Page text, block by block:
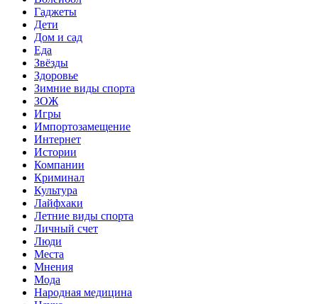
Гаджеты
Дети
Дом и сад
Еда
Звёзды
Здоровье
Зимние виды спорта
ЗОЖ
Игры
Импортозамещение
Интернет
Истории
Компании
Криминал
Культура
Лайфхаки
Летние виды спорта
Личный счет
Люди
Места
Мнения
Мода
Народная медицина